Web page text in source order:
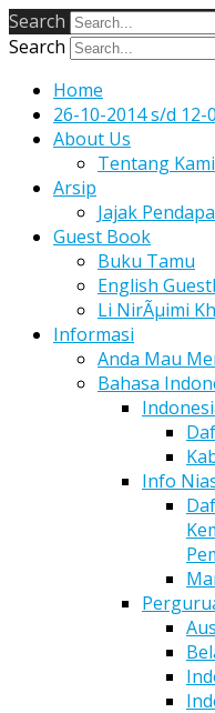
Search
Search
Home
26-10-2014 s/d 12-
About Us
Tentang Kami
Arsip
Jajak
Guest Book
Buku Tamu
English
Li NirÃµimi
Informasi
Anda Mau
Bahasa
Info